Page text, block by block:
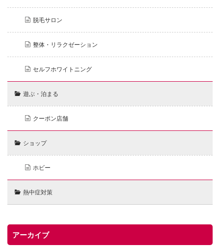
脱毛サロン
整体・リラクゼーション
セルフホワイトニング
遊ぶ・泊まる
クーポン店舗
ショップ
ホビー
熱中症対策
アーカイブ